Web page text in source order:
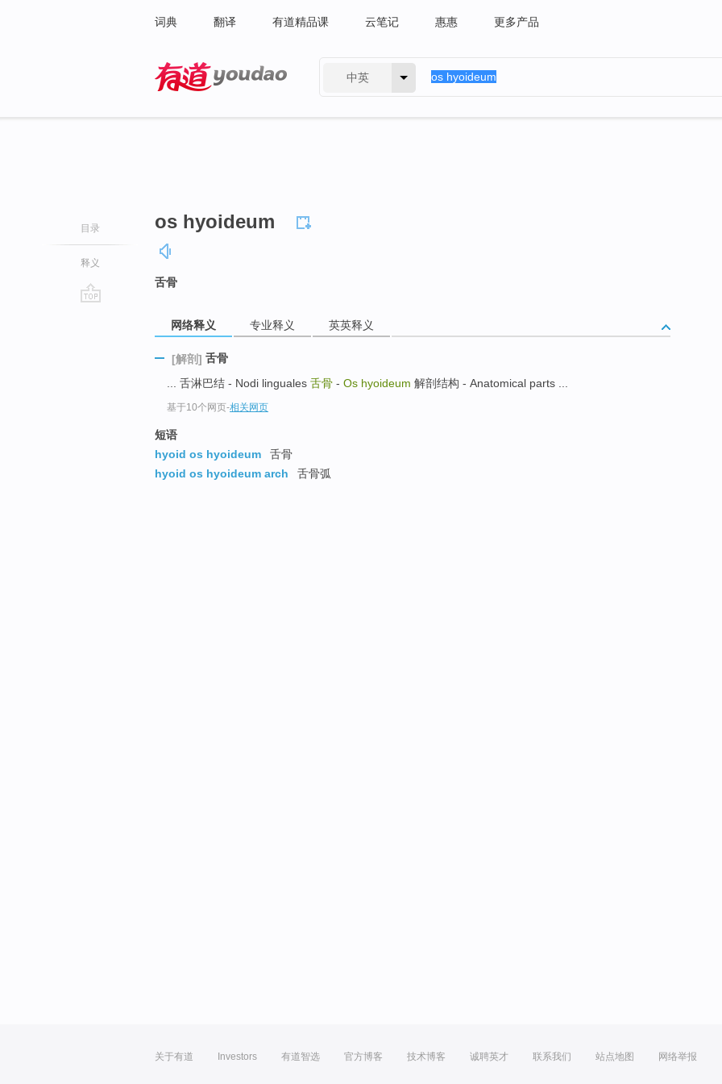
词典 翻译 有道精品课 云笔记 惠惠 更多产品
中英
目录
释义
os hyoideum
舌骨
网络释义 专业释义 英英释义
[解剖] 舌骨
... 舌淋巴结 - Nodi linguales 舌骨 - Os hyoideum 解剖结构 - Anatomical parts ...
基于10个网页-相关网页
短语
hyoid os hyoideum
舌骨
hyoid os hyoideum arch
舌骨弧
关于有道 Investors 有道智选 官方博客 技术博客 诚聘英才 联系我们 站点地图 网络举报